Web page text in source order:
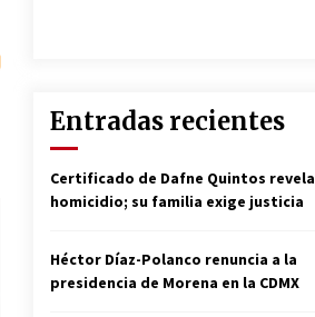
Entradas recientes
Certificado de Dafne Quintos revela
homicidio; su familia exige justicia
Héctor Díaz-Polanco renuncia a la
presidencia de Morena en la CDMX